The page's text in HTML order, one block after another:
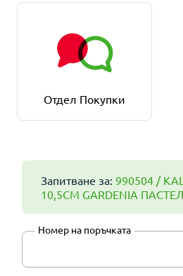
Отдел Покупки
Запитване за: 990504 /
10,5СМ GARDENIA ПАСТЕЛ
Номер на поръчката